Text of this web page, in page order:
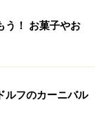
名所7選／ド
観戦ガイド
観戦ガイド
う！ お菓子やお
ルフのカーニバル